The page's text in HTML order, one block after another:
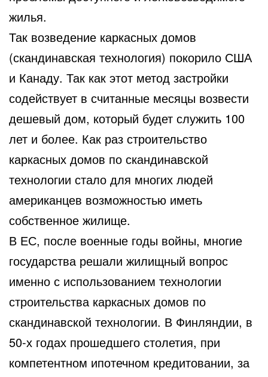
жилья.
Так возведение каркасных домов
(скандинавская технология) покорило США
и Канаду. Так как этот метод застройки
содействует в считанные месяцы возвести
дешевый дом, который будет служить 100
лет и более. Как раз строительство
каркасных домов по скандинавской
технологии стало для многих людей
американцев возможностью иметь
собственное жилище.
В ЕС, после военные годы войны, многие
государства решали жилищный вопрос
именно с использованием технологии
строительства каркасных домов по
скандинавской технологии. В Финляндии, в
50-х годах прошедшего столетия, при
компетентном ипотечном кредитовании, за